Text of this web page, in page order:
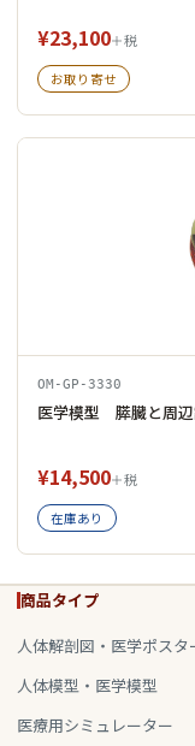
¥23,100＋税
お取り寄せ
OM-GP-3330
医学模型 膵臓と周
¥14,500＋税
在庫あり
商品タイプ
人体解剖図・医学ポスタ
人体模型・医学模型
医療用シミュレーター